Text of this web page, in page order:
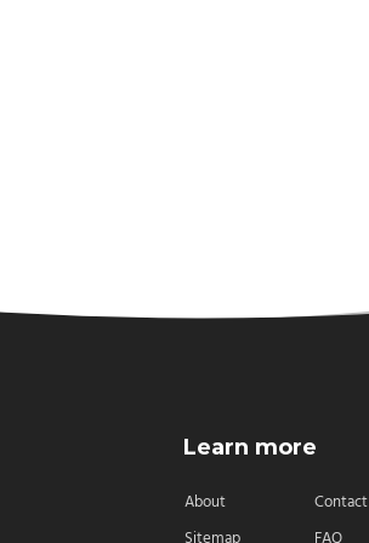
Learn more
About
Sitemap
Contact
FAQ